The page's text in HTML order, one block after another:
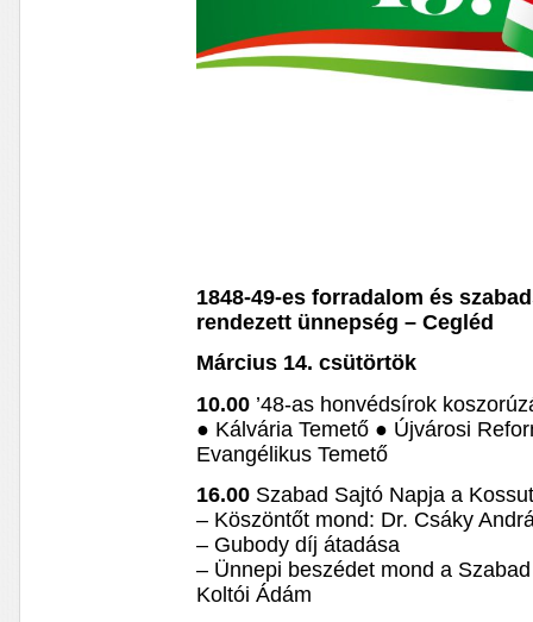
1848-49-es forradalom és
rendezett ünnepség – Cegléd
Március 14. csütörtök
10.00 ’48-as honvédsírok
● Kálvária Temető ● Újvárosi
Evangélikus Temető
16.00 Szabad Sajtó Napja a
– Köszöntőt mond: Dr. Csáky
– Gubody díj átadása
– Ünnepi beszédet mond a
Koltói Ádám